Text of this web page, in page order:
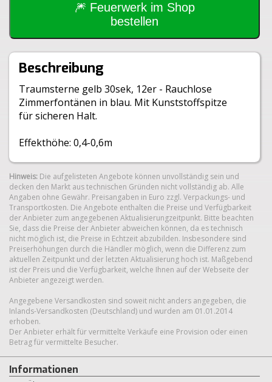
BAM-PT1-0773
🎆 Feuerwerk im Shop
bestellen
Beschreibung
Traumsterne gelb 30sek, 12er - Rauchlose
Zimmerfontänen in blau. Mit Kunststoffspitze
für sicheren Halt.
Effekthöhe: 0,4-0,6m
Hinweis: Die aufgelisteten Angebote können unvollständig sein und
decken den Markt aus technischen Gründen nicht vollständig ab. Alle
Angaben ohne Gewähr. Preisangaben in Euro zzgl. Verpackungs- und
Transportkosten. Die Angebote enthalten die Preise und Verfügbarkeit
der Anbieter zum angegebenen Aktualisierungzeitpunkt. Bitte beachten
Sie, dass die Preise der Anbieter abweichen können, da es technisch
nicht möglich ist, die Preise in Echtzeit abzubilden. Insbesondere sind
Preiserhöhungen durch die Händler möglich, wenn die Differenz zum
aktuellen Zeitpunkt und der letzten Aktualisierung hoch ist. Maßgebend
ist der Preis und die Verfügbarkeit, welche Ihnen auf der Webseite der
Anbieter angezeigt werden.
Angegebene Versandkosten sind soweit nicht anders angegeben, die
Inlands-Versandkosten (Deutschland) und wurden am 01.01.2014
erhoben.
Der Anbieter erhält für vermittelte Verkäufe eine Provision oder einen
Betrag für vermittelte Besucher.
Informationen